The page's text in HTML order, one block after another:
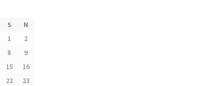
S
N
1
2
8
9
15
16
22
23